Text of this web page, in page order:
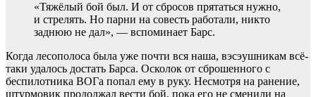
«Тяжёлый бой был. И от сбросов прятаться нужно,
и стрелять. Но парни на совесть работали, никто
заднюю не дал», — вспоминает Барс.
Когда лесополоса была уже почти вся наша, вэсэушникам всё-
таки удалось достать Барса. Осколок от сброшенного с
беспилотника ВОГа попал ему в руку. Несмотря на ранение,
штурмовик продолжал вести бой, пока его не сменили на